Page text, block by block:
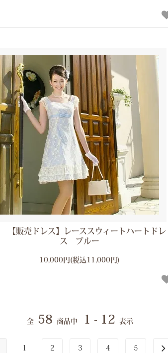
【販売ドレス】レーススウィートハートドレ
ス ブルー
10,000円(税込11,000円)
全 58 商品中 1 - 12 表示
1 2 3 4 5